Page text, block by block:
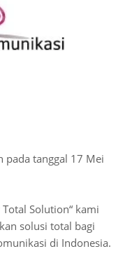
pada tanggal 17 Mei
Solution“ kami
solusi total bagi
di Indonesia.